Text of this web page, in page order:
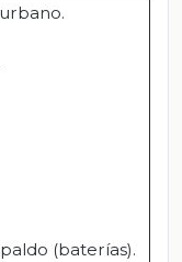
(baterías).